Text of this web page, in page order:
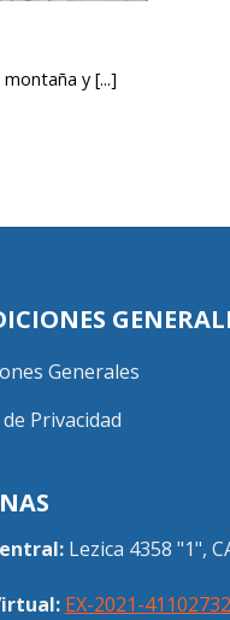
y [...]
Generales
Privacidad
Lezica 4358 "1",
EX-2021-